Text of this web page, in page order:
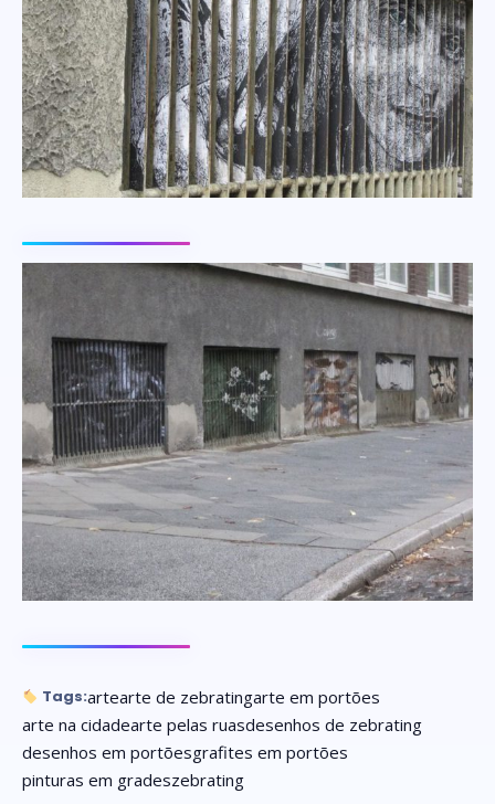
Tags:artearte de zebratingarte em portões
arte na cidadearte pelas ruasdesenhos de zebrating
desenhos em portõesgrafites em portões
pinturas em gradeszebrating